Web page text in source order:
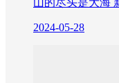
2024-05-28